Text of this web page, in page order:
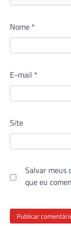
Nome *
E-mail *
Site
Salvar meus
que eu